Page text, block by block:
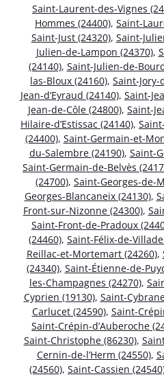
Saint-Laurent-des-Vignes
Hommes (24400), Saint-
Saint-Just (24320), Saint-
Julien-de-Lampon (24370),
(24140), Saint-Julien-de-
las-Bloux (24160), Saint-Jory-
Jean-d’Eyraud (24140), Saint-
Jean-de-Côle (24800), Saint-
Hilaire-d’Estissac (24140),
(24400), Saint-Germain-et-
du-Salembre (24190), Saint-
Saint-Germain-de-Belvès
(24700), Saint-Georges-de-
Georges-Blancaneix (24130),
Front-sur-Nizonne (24300),
Saint-Front-de-Pradoux
(24460), Saint-Félix-de-
Reillac-et-Mortemart (24260),
(24340), Saint-Étienne-de-
les-Champagnes (24270),
Cyprien (19130), Saint-
Carlucet (24590), Saint-
Saint-Crépin-d’Auberoche
Saint-Christophe (86230),
Cernin-de-l’Herm (24550),
(24560), Saint-Cassien